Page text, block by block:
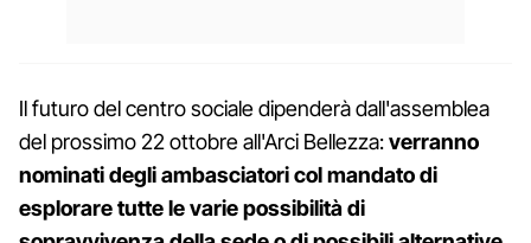
Il futuro del centro sociale dipenderà dall'assemblea
del prossimo 22 ottobre all'Arci Bellezza:verranno
nominati degli ambasciatori col mandato di
esplorare tutte le varie possibilità di